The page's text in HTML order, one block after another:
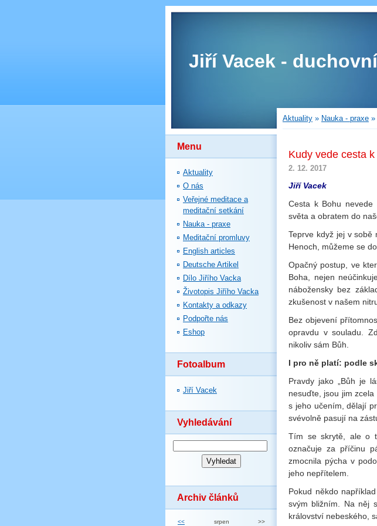
Jiří Vacek -
Menu
Aktuality
O nás
Veřejné meditace a
meditační setkání
Nauka - praxe
Meditační promluvy
English articles
Deutsche Artikel
Dílo Jiřího Vacka
Životopis Jiřího Vacka
Kontakty a odkazy
Podpořte nás
Eshop
Fotoalbum
Jiří Vacek
Vyhledávání
Archiv článků
<< srpen >>
Aktuality » Nauka - praxe »
Kudy vede cesta
2. 12. 2017
Jiří Vacek
Cesta k Bohu nevede
světa a obratem do
Teprve když jej v sobě
Henoch, můžeme se
Opačný postup, ve
Boha, nejen
nábožensky bez
zkušenost v našem
Bez objevení
opravdu v souladu.
nikoliv sám Bůh.
I pro ně platí: podle
Pravdy jako „Bůh je
nesuďte, jsou jim
s jeho učením, dělají
svévolně pasují na
Tím se skrytě, ale o
označuje za příčinu
zmocnila pýcha v
jeho nepřítelem.
Pokud někdo
svým bližním. Na něj
království nebeského,